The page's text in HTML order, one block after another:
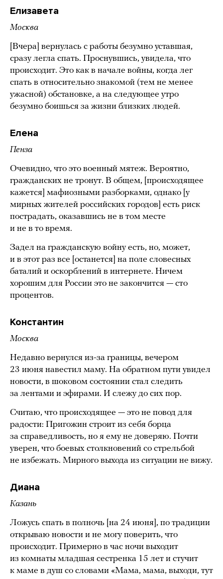
Елизавета
Москва
[Вчера] вернулась с работы безумно уставшая,
сразу легла спать. Проснувшись, увидела, что
происходит. Это как в начале войны, когда лег
спать в относительно знакомой (тем не менее
ужасной) обстановке, а на следующее утро
безумно боишься за жизни близких людей.
Елена
Пенза
Очевидно, что это военный мятеж. Вероятно,
гражданских не тронут. В общем, [происходящее
кажется] мафиозными разборками, однако [у
мирных жителей российских городов] есть риск
пострадать, оказавшись не в том месте
и не в то время.
Задел на гражданскую войну есть, но, может,
и в этот раз все [останется] на поле словесных
баталий и оскорблений в интернете. Ничем
хорошим для России это не закончится — сто
процентов.
Константин
Москва
Недавно вернулся из-за границы, вечером
23 июня навестил маму. На обратном пути увидел
новости, в шоковом состоянии стал следить
за лентами и эфирами. И слежу до сих пор.
Считаю, что происходящее — это не повод для
радости: Пригожин строит из себя борца
за справедливость, но я ему не доверяю. Почти
уверен, что боевых столкновений со стрельбой
не избежать. Мирного выхода из ситуации не вижу.
Диана
Казань
Ложусь спать в полночь [на 24 июня], по традиции
открываю новости и не могу поверить, что
происходит. Примерно в час ночи выходит
из комнаты младшая сестренка 15 лет и стучит
к маме в душ со словами «Мама, мама, выходи, тут